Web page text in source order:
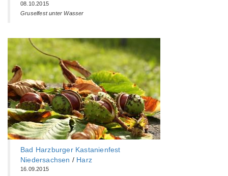
08.10.2015
Gruselfest unter Wasser
Bad Harzburger Kastanienfest
Niedersachsen / Harz
16.09.2015